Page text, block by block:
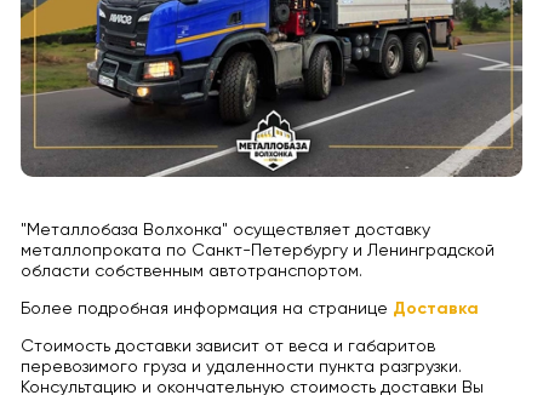
"Металлобаза Волхонка" осуществляет доставку
металлопроката по Санкт-Петербургу и Ленинградской
области собственным автотранспортом.
Более подробная информация на странице Доставка
Стоимость доставки зависит от веса и габаритов
перевозимого груза и удаленности пункта разгрузки.
Консультацию и окончательную стоимость доставки Вы